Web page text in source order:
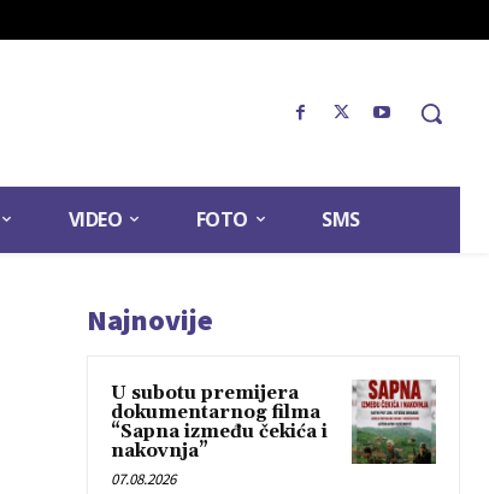
VIDEO FOTO SMS
Najnovije
U subotu premijera
dokumentarnog filma
“Sapna između čekića i
nakovnja”
07.08.2026